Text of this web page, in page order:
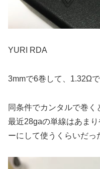
YURI RDA
3mmで6巻して、1.32Ωで
同条件でカンタルで巻
最近28gaの単線はあま
ーにして使うくらいだっ
動